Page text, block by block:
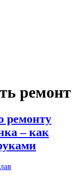
ремонт
ремонту
– как